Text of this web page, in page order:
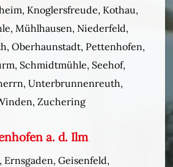
Knoglersfreude, Kothau,
Mühlhausen, Niederfeld,
Oberhaunstadt, Pettenhofen,
Schmidtmühle, Seehof,
Unterbrunnenreuth,
Zuchering
a. d. Ilm
Ernsgaden, Geisenfeld,